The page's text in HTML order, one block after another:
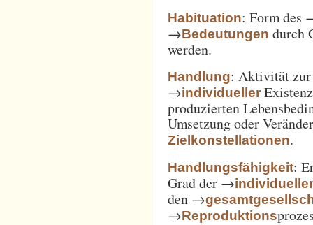
Habituation: Form des
→Bedeutungen durch
werden.
Handlung: Aktivität zur
→individueller
produzierten
Umsetzung oder
Zielkonstellationen.
Handlungsfähigkeit:
Grad der →
den →
→Reproduktions